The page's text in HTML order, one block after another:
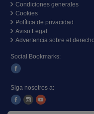
Condiciones generales
Cookies
Política de privacidad
Aviso Legal
Advertencia sobre el
Social Bookmarks:
Siga nosotros a: